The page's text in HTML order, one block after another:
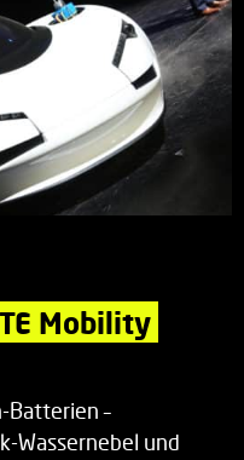
Mobility
Batterien –
Wassernebel und